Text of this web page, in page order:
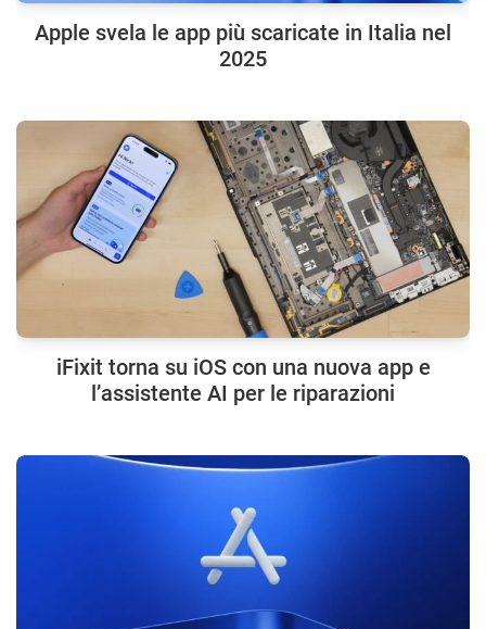
Apple svela le app più scaricate in Italia nel
2025
iFixit torna su iOS con una nuova app e
l’assistente AI per le riparazioni